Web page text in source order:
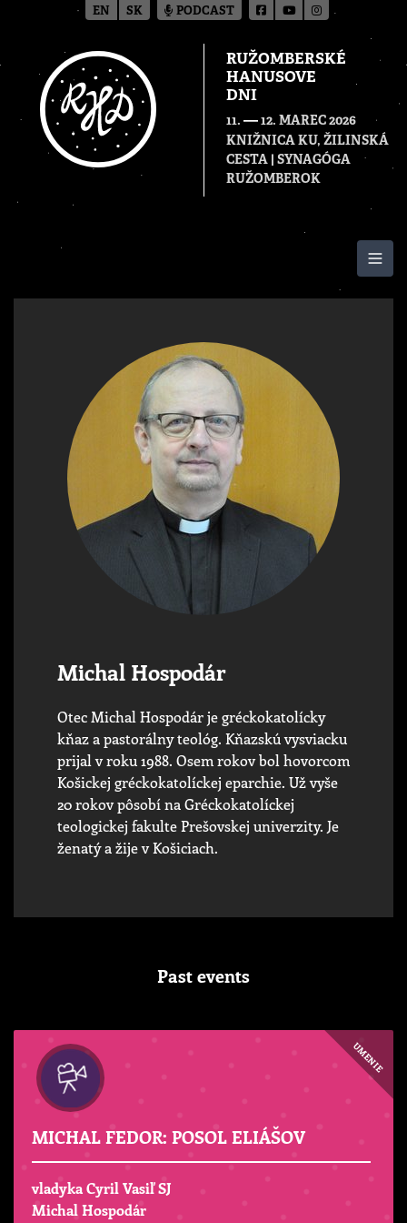
RUŽOMBERSKÉ
HANUSOVE
DNI
11. — 12. MAREC 2026
KNIŽNICA KU, ŽILINSKÁ
CESTA | SYNAGÓGA
RUŽOMBEROK
Michal Hospodár
Otec Michal Hospodár je gréckokatolícky
kňaz a pastorálny teológ. Kňazskú vysviacku
prijal v roku 1988. Osem rokov bol hovorcom
Košickej gréckokatolíckej eparchie. Už vyše
20 rokov pôsobí na Gréckokatolíckej
teologickej fakulte Prešovskej univerzity. Je
ženatý a žije v Košiciach.
Past events
UMENIE
MICHAL FEDOR: POSOL ELIÁŠOV
vladyka Cyril Vasiľ SJ
Michal Hospodár
EN SK PODCAST